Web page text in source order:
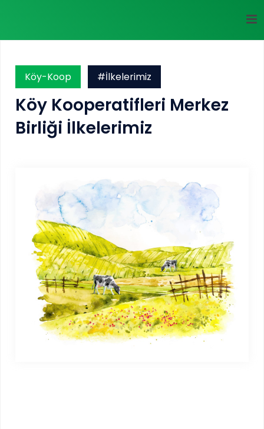
Köy-Koop #İlkelerimiz
Köy Kooperatifleri Merkez
Birliği İlkelerimiz